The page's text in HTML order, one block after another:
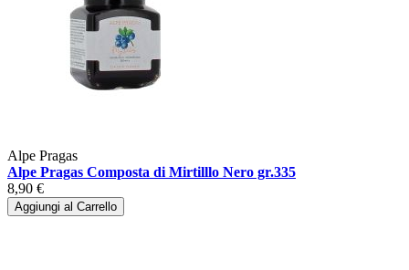
Alpe Pragas
Alpe Pragas Composta di Mirtilllo Nero gr.335
8,90 €
Aggiungi al Carrello